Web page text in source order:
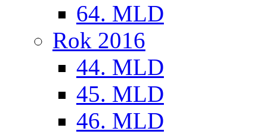
64. MLD
Rok 2016
44. MLD
45. MLD
46. MLD